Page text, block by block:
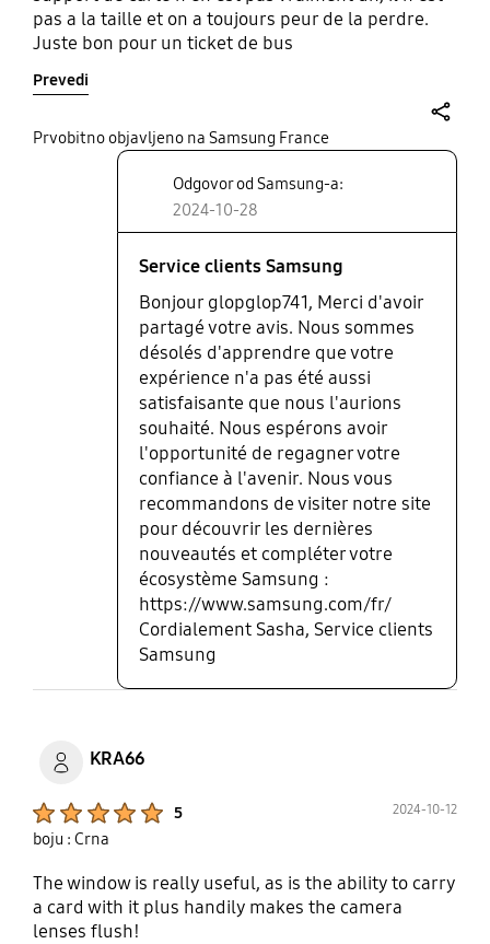
pas a la taille et on a toujours peur de la perdre.
Juste bon pour un ticket de bus
Prevedi
Prvobitno objavljeno na Samsung France
Odgovor od Samsung-a:
2024-10-28
Service clients Samsung
Bonjour glopglop741, Merci d'avoir
partagé votre avis. Nous sommes
désolés d'apprendre que votre
expérience n'a pas été aussi
satisfaisante que nous l'aurions
souhaité. Nous espérons avoir
l'opportunité de regagner votre
confiance à l'avenir. Nous vous
recommandons de visiter notre site
pour découvrir les dernières
nouveautés et compléter votre
écosystème Samsung :
https://www.samsung.com/fr/
Cordialement Sasha, Service clients
Samsung
KRA66
5 2024-10-12
boju : Crna
The window is really useful, as is the ability to carry
a card with it plus handily makes the camera
lenses flush!